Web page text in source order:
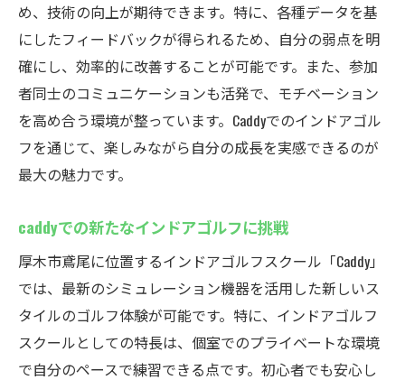
め、技術の向上が期待できます。特に、各種データを基
にしたフィードバックが得られるため、自分の弱点を明
確にし、効率的に改善することが可能です。また、参加
者同士のコミュニケーションも活発で、モチベーション
を高め合う環境が整っています。Caddyでのインドアゴル
フを通じて、楽しみながら自分の成長を実感できるのが
最大の魅力です。
caddyでの新たなインドアゴルフに挑戦
厚木市鳶尾に位置するインドアゴルフスクール「Caddy」
では、最新のシミュレーション機器を活用した新しいス
タイルのゴルフ体験が可能です。特に、インドアゴルフ
スクールとしての特長は、個室でのプライベートな環境
で自分のペースで練習できる点です。初心者でも安心し